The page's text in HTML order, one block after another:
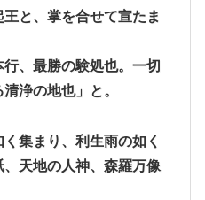
と、掌を合せて宣たま
行、最勝の験処也。一切
浄の地也」と。
集まり、利生雨の如く
天地の人神、森羅万像